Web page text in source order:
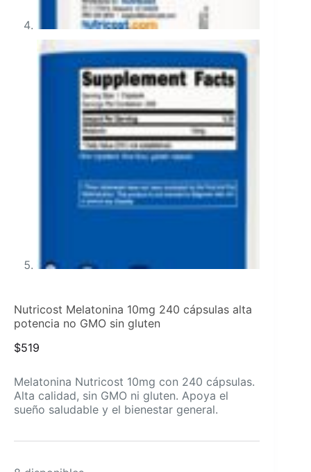
Nutricost Melatonina 10mg 240 cápsulas alta
potencia no GMO sin gluten
$519
Melatonina Nutricost 10mg con 240 cápsulas.
Alta calidad, sin GMO ni gluten. Apoya el
sueño saludable y el bienestar general.